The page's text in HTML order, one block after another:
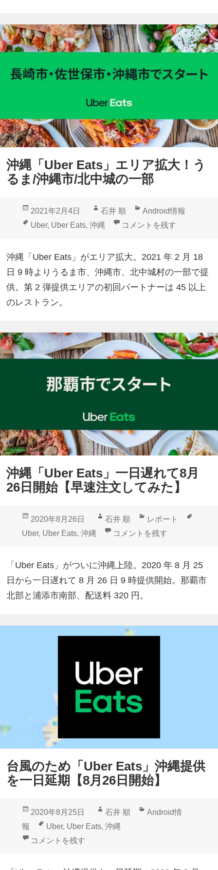
沖縄「Uber Eats」エリア拡大！う
るま/沖縄市/北中城の一部
投
稿
2021年2月4日
作
成
石井 順
カ
テ
Android情報
タ
Uber, Uber Eats, 沖縄 沖縄「Uber Eats」エリア
コメントを残す
沖縄「Uber Eats」がエリア拡大。2021 年 2 月 18
日 9 時よりうるま市、沖縄市、北中城村の一部で提
供。第 2 弾提供エリアの初回パートナーは 45 以上
のレストラン。
沖縄「Uber Eats」一日遅れて8月
26日開始【早速注文してみた】
投
稿
2020年8月26日
作
成
石井 順
カ
テ
レポート
Uber, Uber Eats, 沖縄 沖縄「Uber Eats」一日遅れ
コメントを残す
「Uber Eats」がついに沖縄上陸。2020 年 8 月 25
日から一日遅れて 8 月 26 日 9 時提供開始。那覇市
北部と浦添市南部、配送料 320 円。
台風のため「Uber Eats」沖縄提供
を一日延期【8月26日開始】
投
日:
2020年8月25日
作
成
石井 順
カ
Android情
報
タ
グ
Uber, Uber Eats, 沖縄
台風のため「Uber Eats」沖縄提供を一日延期【8月
コメントを残す